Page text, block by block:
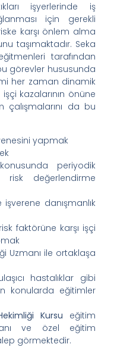
işyerlerinde iş
için gerekli
karşı önlem alma
taşımaktadır. Seka
tarafından
görevler hususunda
her zaman dinamik
kazalarının önüne
çalışmalarını da bu
yapmak
periyodik
risk değerlendirme
işverene danışmanlık
faktörüne karşı işçi
Uzmanı ile ortaklaşa
hastalıklar gibi
konularda eğitimler
Kursu eğitim
ve özel eğitim
görmektedir.